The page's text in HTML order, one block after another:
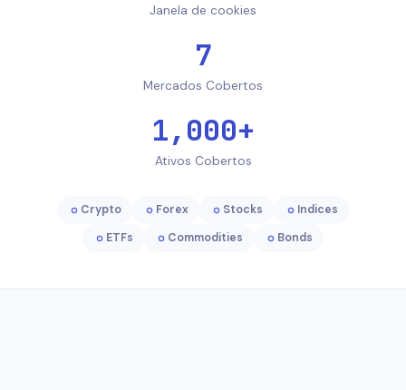
Janela de cookies
7
Mercados Cobertos
1,000+
Ativos Cobertos
Crypto Forex Stocks
Indices
ETFs
Commodities Bonds